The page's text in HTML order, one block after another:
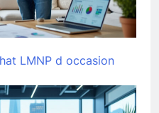
LMNP d occasion